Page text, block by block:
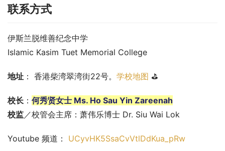
联系方式
伊斯兰脱维善纪念中学
Islamic Kasim Tuet Memorial College
地址 ： 香港柴湾翠湾街22号。 学校地图 ⛳
校长 ： 何秀贤女士 Ms. Ho Sau Yin Zareenah
校监／校管会主席：萧伟乐博士 Dr. Siu Wai Lok
Youtube 频道： UCyvHK5SsaCvVtlDdKua_pRw